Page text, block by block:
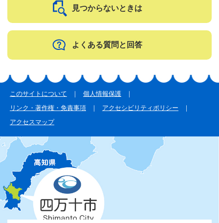
見つからないときは
よくある質問と回答
このサイトについて
個人情報保護
リンク・著作権・免責事項
アクセシビリティポリシー
アクセスマップ